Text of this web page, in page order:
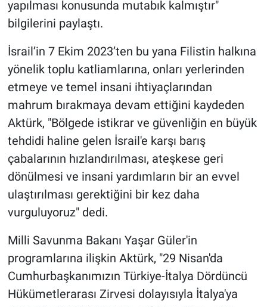
yapılması konusunda mutabık kalmıştır"
bilgilerini paylaştı.
İsrail’in 7 Ekim 2023’ten bu yana Filistin halkına
yönelik toplu katliamlarına, onları yerlerinden
etmeye ve temel insani ihtiyaçlarından
mahrum bırakmaya devam ettiğini kaydeden
Aktürk, "Bölgede istikrar ve güvenliğin en büyük
tehdidi haline gelen İsrail'e karşı barış
çabalarının hızlandırılması, ateşkese geri
dönülmesi ve insani yardımların bir an evvel
ulaştırılması gerektiğini bir kez daha
vurguluyoruz" dedi.
Milli Savunma Bakanı Yaşar Güler'in
programlarına ilişkin Aktürk, "29 Nisan'da
Cumhurbaşkanımızın Türkiye-İtalya Dördüncü
Hükümetlerarası Zirvesi dolayısıyla İtalya'ya